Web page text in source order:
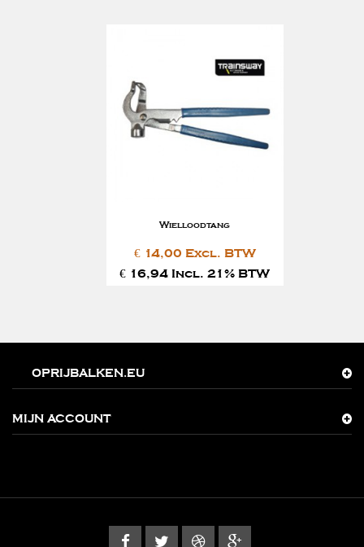
Wielloodtang
€ 14,00 Excl. BTW
€ 16,94 Incl. 21% BTW
OPRIJBALKEN.EU
MIJN ACCOUNT